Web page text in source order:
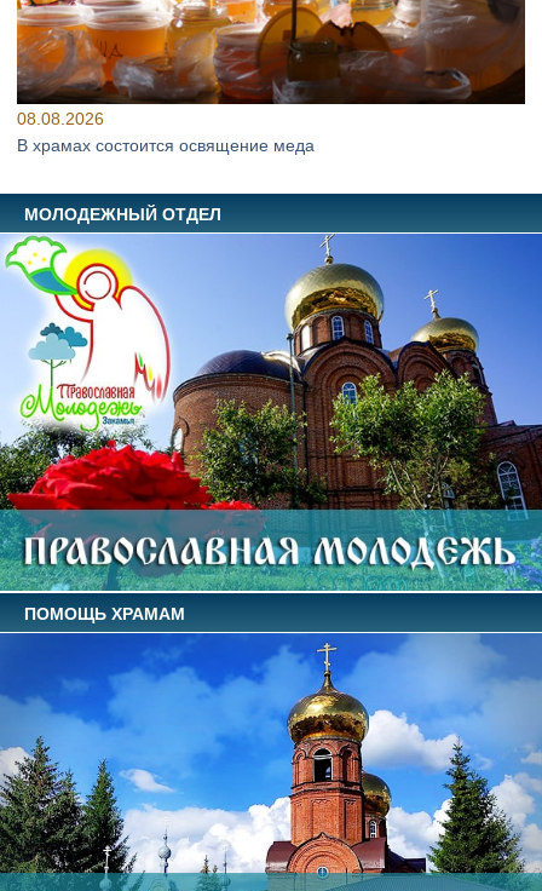
08.08.2026
В храмах состоится освящение меда
МОЛОДЕЖНЫЙ ОТДЕЛ
ПОМОЩЬ ХРАМАМ